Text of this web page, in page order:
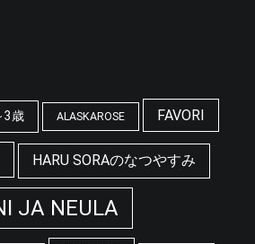
3歳 ALASKAROSE FAVORI
HARU SORAのなつやすみ
JA NEULA